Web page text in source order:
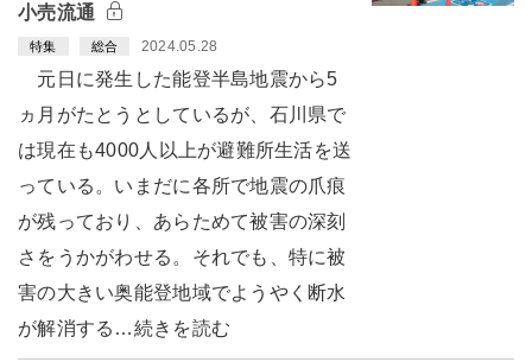
小売流通
特集 総合 2024.05.28
元日に発生した能登半島地震から5
ヵ月がたとうとしているが、石川県で
は現在も4000人以上が避難所生活を送
っている。いまだに各所で地震の爪痕
が残っており、あらためて被害の深刻
さをうかがわせる。それでも、特に被
害の大きい奥能登地域でようやく断水
が解消する…続きを読む